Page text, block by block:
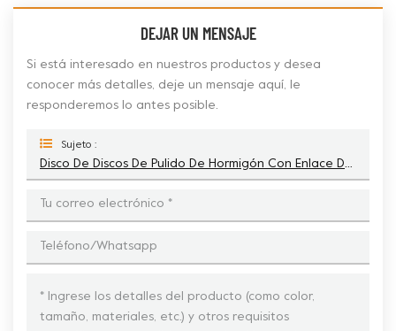
DEJAR UN MENSAJE
Si está interesado en nuestros productos y desea
conocer más detalles, deje un mensaje aquí, le
responderemos lo antes posible.
Sujeto :